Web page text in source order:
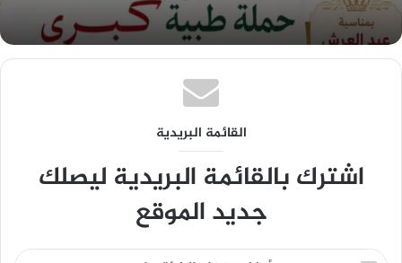
القائمة البريدية
اشترك بالقائمة البريدية ليصلك
جديد الموقع